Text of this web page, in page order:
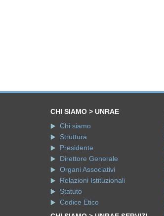
CHI SIAMO > UNRAE
Chi siamo
Struttura
Presidente
Direttore Generale
Organi Associativi
Relazioni Istituzionali
Statuto
Codice Etico